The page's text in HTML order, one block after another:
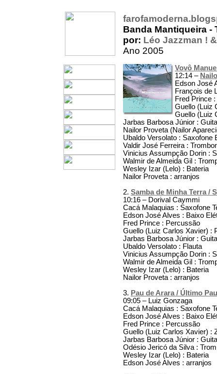
Banda Mantiqueira -
por: Léo Jazzman !
Ano 2005
Vovô
12:14 –
Edson José
François de
Fred Prince
Guello (Luiz
Guello (Luiz
Jarbas Barbosa Júnior :
Nailor Proveta (Nailor
Ubaldo Versolato : Saxofone
Valdir José Ferreira :
Vinicius Assumpção Dorin :
Walmir de Almeida Gil :
Wesley Izar (Lelo) : Bateria
Nailor Proveta : arranjos
2. Samba de Minha Terra /
10:16 – Dorival Caymmi
Cacá Malaquias : Saxofone
Edson José Alves : Baixo
Fred Prince : Percussão
Guello (Luiz Carlos Xavier) :
Jarbas Barbosa Júnior :
Ubaldo Versolato : Flauta
Vinicius Assumpção Dorin :
Walmir de Almeida Gil :
Wesley Izar (Lelo) : Bateria
Nailor Proveta : arranjos
3. Pau de Arara / Último
09:05 – Luiz Gonzaga
Cacá Malaquias : Saxofone
Edson José Alves : Baixo
Fred Prince : Percussão
Guello (Luiz Carlos Xavier) :
Jarbas Barbosa Júnior :
Odésio Jericó da Silva :
Wesley Izar (Lelo) : Bateria
Edson José Alves : arranjos